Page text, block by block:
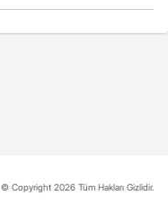
© Copyright 2026 Tüm Hakları Gizlidir.